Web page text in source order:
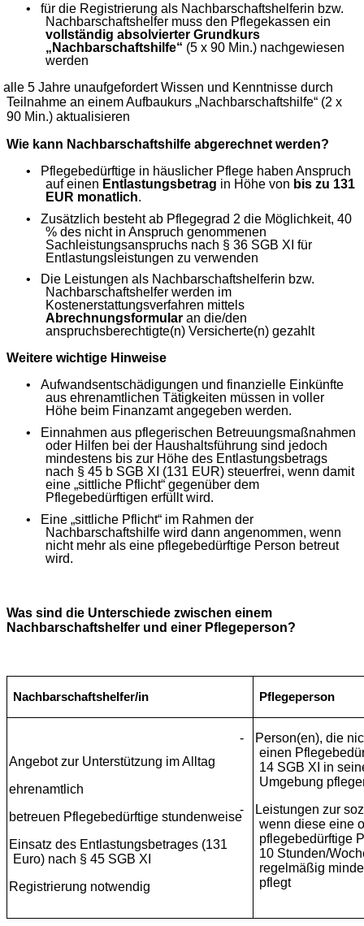
•
für die Registrierung als Nachbarschaftshelferin bzw.
Nachbarschaftshelfer muss den Pflegekassen ein
vollständig absolvierter Grundkurs
„Nachbarschaftshilfe“ (5 x 90 Min.) nachgewiesen
werden
alle 5 Jahre unaufgefordert Wissen und Kenntnisse durch
Teilnahme an einem Aufbaukurs „Nachbarschaftshilfe“ (2 x
90 Min.) aktualisieren
Wie kann Nachbarschaftshilfe abgerechnet werden?
•
Pflegebedürftige in häuslicher Pflege haben Anspruch
auf einen Entlastungsbetrag in Höhe von bis zu 131
EUR monatlich.
•
Zusätzlich besteht ab Pflegegrad 2 die Möglichkeit, 40
% des nicht in Anspruch genommenen
Sachleistungsanspruchs nach § 36 SGB XI für
Entlastungsleistungen zu verwenden
•
Die Leistungen als Nachbarschaftshelferin bzw.
Nachbarschaftshelfer werden im
Kostenerstattungsverfahren mittels
Abrechnungsformular an die/den
anspruchsberechtigte(n) Versicherte(n) gezahlt
Weitere wichtige Hinweise
•
Aufwandsentschädigungen und finanzielle Einkünfte
aus ehrenamtlichen Tätigkeiten müssen in voller
Höhe beim Finanzamt angegeben werden.
•
Einnahmen aus pflegerischen Betreuungsmaßnahmen
oder Hilfen bei der Haushaltsführung sind jedoch
mindestens bis zur Höhe des Entlastungsbetrags
nach § 45 b SGB XI (131 EUR) steuerfrei, wenn damit
eine „sittliche Pflicht“ gegenüber dem
Pflegebedürftigen erfüllt wird.
•
Eine „sittliche Pflicht“ im Rahmen der
Nachbarschaftshilfe wird dann angenommen, wenn
nicht mehr als eine pflegebedürftige Person betreut
wird.
Was sind die Unterschiede zwischen einem
Nachbarschaftshelfer und einer Pflegeperson?
Nachbarschaftshelfer/in Pflegeperson
Angebot zur Unterstützung im Alltag
ehrenamtlich
betreuen Pflegebedürftige stundenweise
Einsatz des Entlastungsbetrages (131
Euro) nach § 45 SGB XI
Registrierung notwendig
-
Person(en), die
einen
14 SGB XI in
Umgebung
-
Leistungen zur
wenn diese eine
pflegebedürftige
10 Stunden/
regelmäßig
pflegt